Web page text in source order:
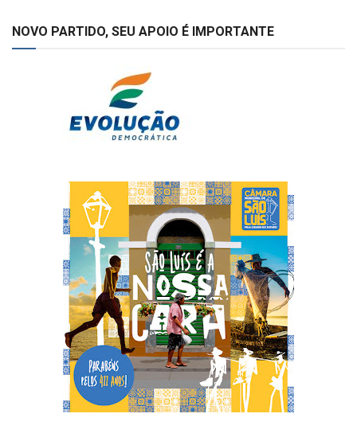
NOVO PARTIDO, SEU APOIO É IMPORTANTE